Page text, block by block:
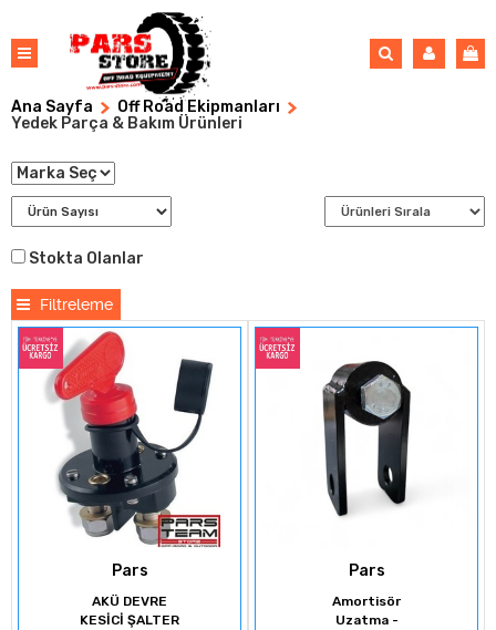
Ana Sayfa
Off Road Ekipmanları
Yedek Parça & Bakım Ürünleri
Stokta Olanlar
Filtreleme
Pars
AKÜ DEVRE
KESİCİ ŞALTER
Pars
Amortisör
Uzatma -